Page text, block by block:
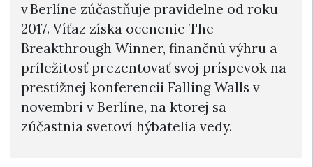
v Berlíne zúčastňuje pravidelne od roku
2017. Víťaz získa ocenenie The
Breakthrough Winner, finančnú výhru a
príležitosť prezentovať svoj príspevok na
prestížnej konferencii Falling Walls v
novembri v Berlíne, na ktorej sa
zúčastnia svetoví hýbatelia vedy.